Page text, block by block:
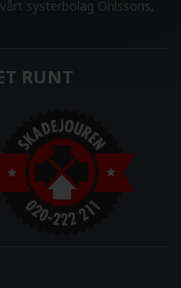
systerbolag Ohlssons,
RUNT